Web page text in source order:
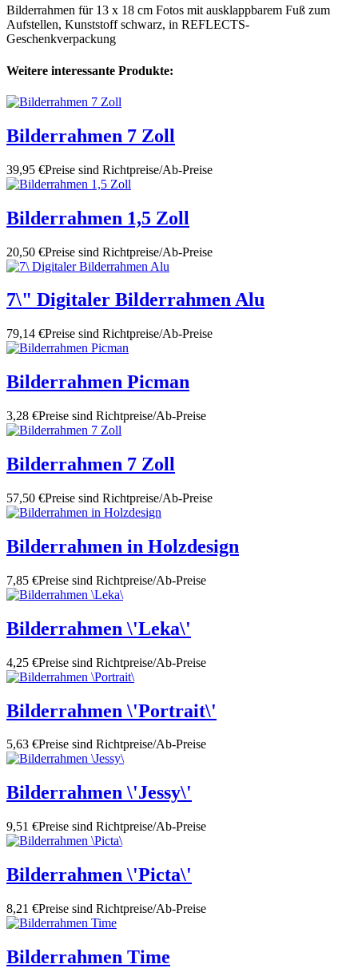
Bilderrahmen für 13 x 18 cm Fotos mit ausklappbarem Fuß zum
Aufstellen, Kunststoff schwarz, in REFLECTS-
Geschenkverpackung
Weitere interessante Produkte:
Bilderrahmen 7 Zoll
39,95 €Preise sind Richtpreise/Ab-Preise
Bilderrahmen 1,5 Zoll
20,50 €Preise sind Richtpreise/Ab-Preise
7\" Digitaler Bilderrahmen Alu
79,14 €Preise sind Richtpreise/Ab-Preise
Bilderrahmen Picman
3,28 €Preise sind Richtpreise/Ab-Preise
Bilderrahmen 7 Zoll
57,50 €Preise sind Richtpreise/Ab-Preise
Bilderrahmen in Holzdesign
7,85 €Preise sind Richtpreise/Ab-Preise
Bilderrahmen \'Leka\'
4,25 €Preise sind Richtpreise/Ab-Preise
Bilderrahmen \'Portrait\'
5,63 €Preise sind Richtpreise/Ab-Preise
Bilderrahmen \'Jessy\'
9,51 €Preise sind Richtpreise/Ab-Preise
Bilderrahmen \'Picta\'
8,21 €Preise sind Richtpreise/Ab-Preise
Bilderrahmen Time